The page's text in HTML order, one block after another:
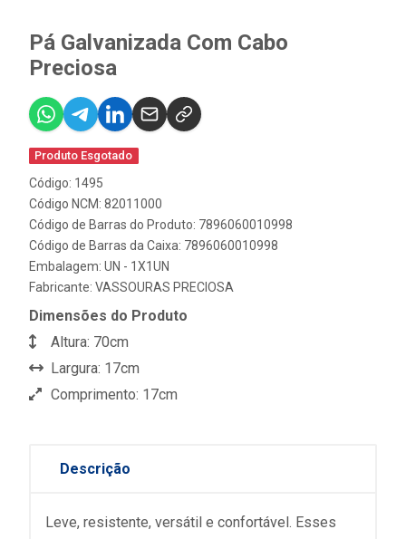
Pá Galvanizada Com Cabo
Preciosa
Produto Esgotado
Código: 1495
Código NCM: 82011000
Código de Barras do Produto: 7896060010998
Código de Barras da Caixa: 7896060010998
Embalagem: UN - 1X1UN
Fabricante: VASSOURAS PRECIOSA
Dimensões do Produto
Altura: 70cm
Largura: 17cm
Comprimento: 17cm
Descrição
Leve, resistente, versátil e confortável. Esses